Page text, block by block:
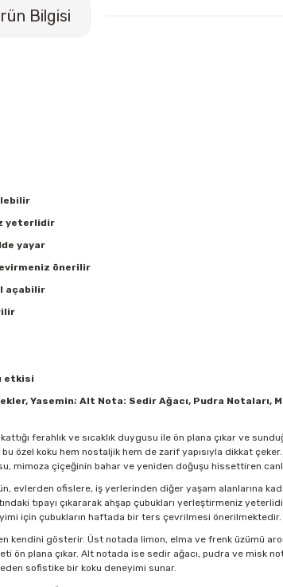
Bilgisi
yeterlidir
yayar
önerilir
açabilir
etkisi
Yasemin; Alt Nota: Sedir Ağacı, Pudra Notaları,
ferahlık ve sıcaklık duygusu ile ön plana çıkar ve
özel koku hem nostaljik hem de zarif yapısıyla dikkat
mimoza çiçeğinin bahar ve yeniden doğuşu hissettiren
evlerden ofislere, iş yerlerinden diğer yaşam alanlarına
tıpayı çıkararak ahşap çubukları yerleştirmeniz
için çubukların haftada bir ters çevrilmesi önerilmektedir.
kendini gösterir. Üst notada limon, elma ve frenk üzümü
plana çıkar. Alt notada ise sedir ağacı, pudra ve misk
eden sofistike bir koku deneyimi sunar.